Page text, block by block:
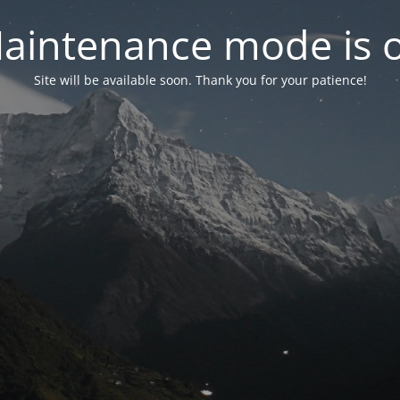
mode is
Site will be available soon. Thank you for your patience!